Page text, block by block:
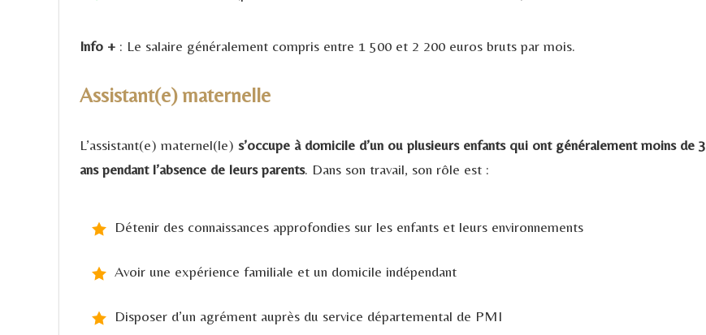
Info + : Le salaire généralement compris entre 1 500 et 2 200 euros bruts par mois.
Assistant(e) maternelle
L’assistant(e) maternel(le) s’occupe à domicile d’un ou plusieurs enfants qui ont généralement moins de 3
ans pendant l’absence de leurs parents. Dans son travail, son rôle est :
Détenir des connaissances approfondies sur les enfants et leurs environnements
Avoir une expérience familiale et un domicile indépendant
Disposer d’un agrément auprès du service départemental de PMI